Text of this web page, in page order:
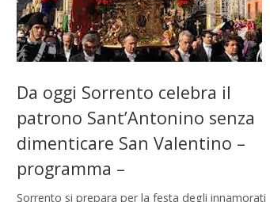
Da oggi Sorrento celebra il
patrono Sant’Antonino senza
dimenticare San Valentino –
programma –
Sorrento si prepara per la festa degli innamorati